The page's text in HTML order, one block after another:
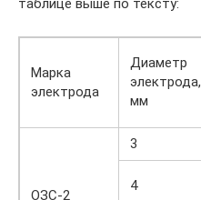
Марка
электрода
Диаметр
электрода,
мм
ОЗС-2
3
4